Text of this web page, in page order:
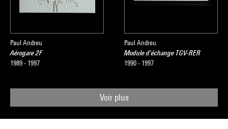
Paul Andreu
Aérogare 2F
1989 - 1997
Paul Andreu
Module d'échange TGV-RER
1990 - 1997
Voir plus